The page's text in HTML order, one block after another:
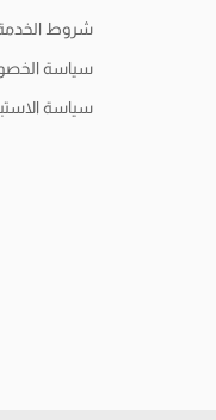
شروط
سياسة
سياسة